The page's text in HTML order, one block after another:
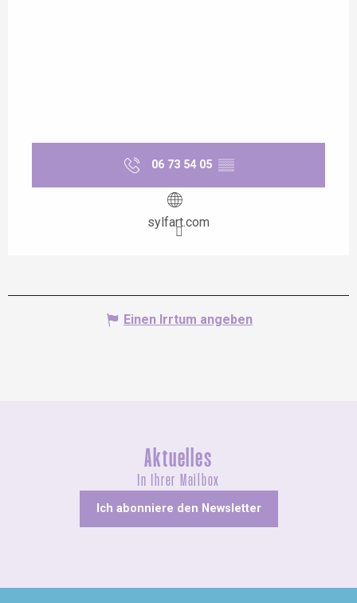
06 73 54 05 ▒▒
sylfart.com
Einen Irrtum angeben
Aktuelles
In Ihrer Mailbox
Ich abonniere den Newsletter